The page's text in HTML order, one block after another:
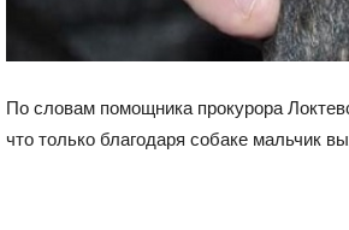
По словам помощника прокурора
что только благодаря собаке мальчик